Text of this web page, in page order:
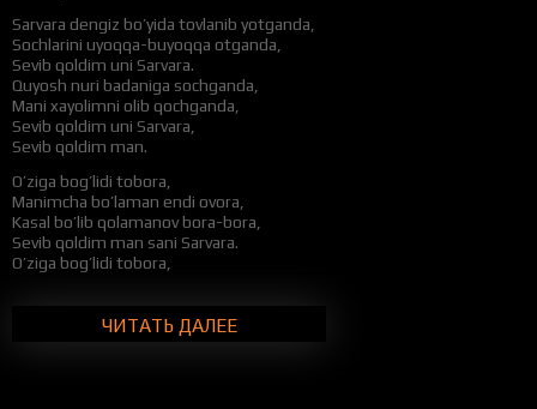
Sarvara dengiz bo’yida tovlanib yotganda,
Sochlarini uyoqqa-buyoqqa otganda,
Sevib qoldim uni Sarvara.
Quyosh nuri badaniga sochganda,
Mani xayolimni olib qochganda,
Sevib qoldim uni Sarvara,
Sevib qoldim man.
O’ziga bog’lidi tobora,
Manimcha bo’laman endi ovora,
Kasal bo’lib qolamanov bora-bora,
Sevib qoldim man sani Sarvara.
O’ziga bog’lidi tobora,
Sevib qoldim man sani Sarvara.
ЧИТАТЬ ДАЛЕЕ